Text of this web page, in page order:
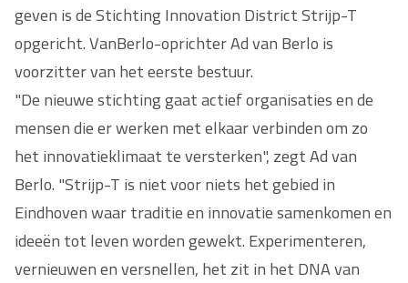
geven is de Stichting Innovation District Strijp-T
opgericht. VanBerlo-oprichter Ad van Berlo is
voorzitter van het eerste bestuur.
"De nieuwe stichting gaat actief organisaties en de
mensen die er werken met elkaar verbinden om zo
het innovatieklimaat te versterken", zegt Ad van
Berlo. "Strijp-T is niet voor niets het gebied in
Eindhoven waar traditie en innovatie samenkomen en
ideeën tot leven worden gewekt. Experimenteren,
vernieuwen en versnellen, het zit in het DNA van